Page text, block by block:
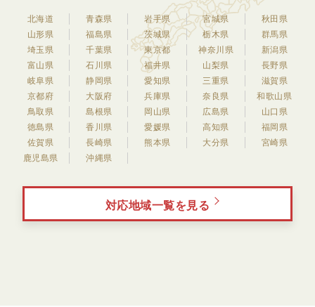
北海道 青森県 岩手県 宮城県
秋田県
山形県
福島県 茨城県 栃木県
群馬県
埼玉県
千葉県 東京都 神奈川県
新潟県
富山県
石川県 福井県 山梨県
長野県
岐阜県
静岡県 愛知県 三重県
滋賀県
京都府
大阪府 兵庫県 奈良県
和歌山県
鳥取県
島根県 岡山県 広島県
山口県
徳島県
香川県 愛媛県 高知県
福岡県
佐賀県
長崎県 熊本県 大分県
宮崎県
鹿児島県
沖縄県
対応地域一覧を見る